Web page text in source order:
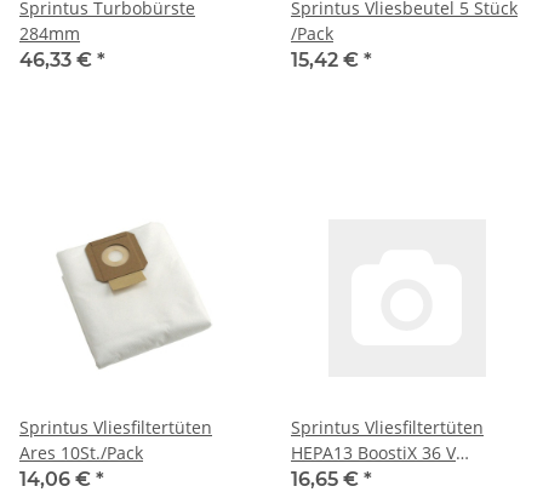
Sprintus Turbobürste
284mm
46,33 € *
Sprintus Vliesbeutel 5 Stück
/Pack
15,42 € *
Sprintus Vliesfiltertüten
Ares 10St./Pack
14,06 € *
Sprintus Vliesfiltertüten
HEPA13 BoostiX 36 V
10St./Pack
16,65 € *